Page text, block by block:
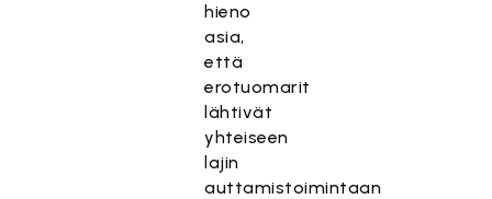
hieno
asia,
että
erotuomarit
lähtivät
yhteiseen
lajin
auttamistoimintaan